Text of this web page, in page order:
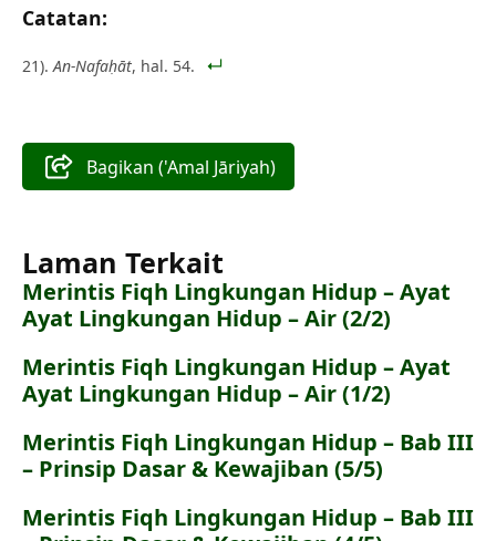
Catatan:
21).An-Nafaḥāt, hal. 54.
Bagikan ('Amal Jāriyah)
Laman Terkait
Merintis Fiqh Lingkungan Hidup – Ayat
Ayat Lingkungan Hidup – Air (2/2)
Merintis Fiqh Lingkungan Hidup – Ayat
Ayat Lingkungan Hidup – Air (1/2)
Merintis Fiqh Lingkungan Hidup – Bab III
– Prinsip Dasar & Kewajiban (5/5)
Merintis Fiqh Lingkungan Hidup – Bab III